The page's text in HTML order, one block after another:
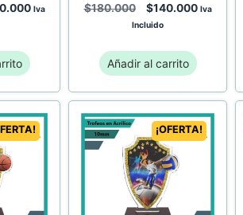
Iva
$180.000 $140.000 Iva
Incluido
Añadir al carrito
¡OFERTA!